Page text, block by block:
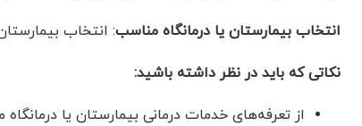
انتخاب بیمارستان یا درمانگاه مناسب: انتخاب
نکاتی که باید در نظر داشته باشید:
از تعرفه‌های خدمات درمانی بیمارستان یا